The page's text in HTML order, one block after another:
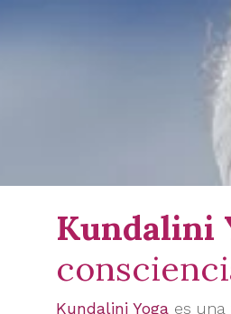
Kundalini
Kundalini Yoga es